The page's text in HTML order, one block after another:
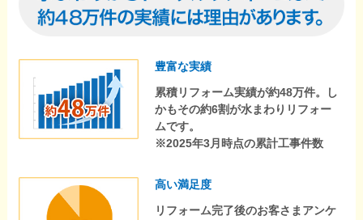
豊富な実績
累積リフォーム実績が約48万件。し
かもその約6割が水まわりリフォー
ムです。
※2025年3月時点の累計工事件数
高い満足度
リフォーム完了後のお客さまアンケ